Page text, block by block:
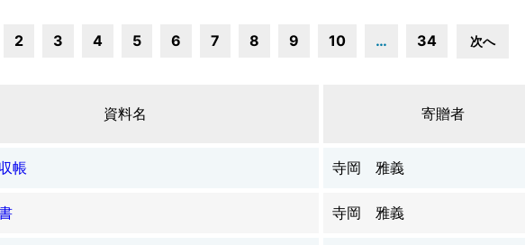
2 3 4 5 6 7 8 9 10 … 34 次へ
資料名 寄贈者
帳 寺岡 雅義
寺岡 雅義